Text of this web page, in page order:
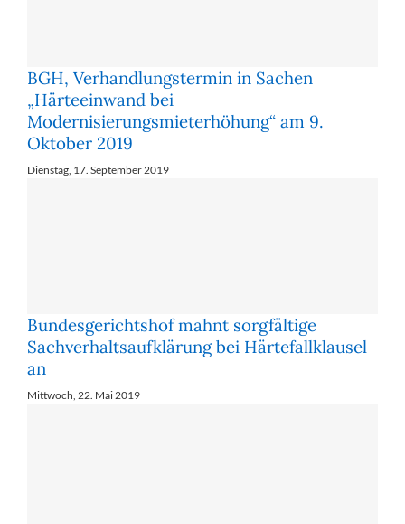
BGH, Verhandlungstermin in Sachen
„Härteeinwand bei
Modernisierungsmieterhöhung“ am 9.
Oktober 2019
Dienstag, 17. September 2019
Bundesgerichtshof mahnt sorgfältige
Sachverhaltsaufklärung bei Härtefallklausel
an
Mittwoch, 22. Mai 2019